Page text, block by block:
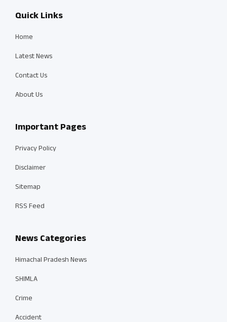
Quick Links
Home
Latest News
Contact Us
About Us
Important Pages
Privacy Policy
Disclaimer
Sitemap
RSS Feed
News Categories
Himachal Pradesh News
SHIMLA
Crime
Accident